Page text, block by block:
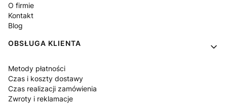
O firmie
Kontakt
Blog
OBSŁUGA KLIENTA
Metody płatności
Czas i koszty dostawy
Czas realizacji zamówienia
Zwroty i reklamacje